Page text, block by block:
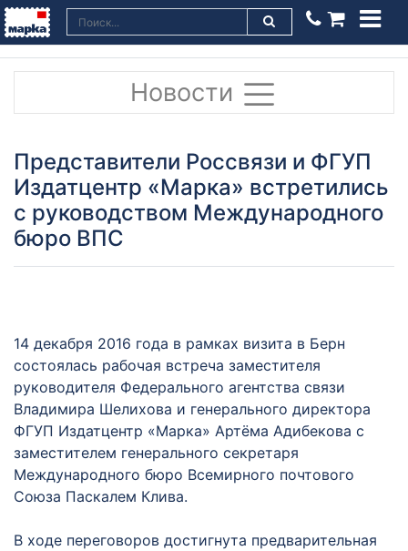
Новости
Представители Россвязи и ФГУП
Издатцентр «Марка» встретились
с руководством Международного
бюро ВПС
14 декабря 2016 года в рамках визита в Берн
состоялась рабочая встреча заместителя
руководителя Федерального агентства связи
Владимира Шелихова и генерального директора
ФГУП Издатцентр «Марка» Артёма Адибекова с
заместителем генерального секретаря
Международного бюро Всемирного почтового
Союза Паскалем Клива.
В ходе переговоров достигнута предварительная